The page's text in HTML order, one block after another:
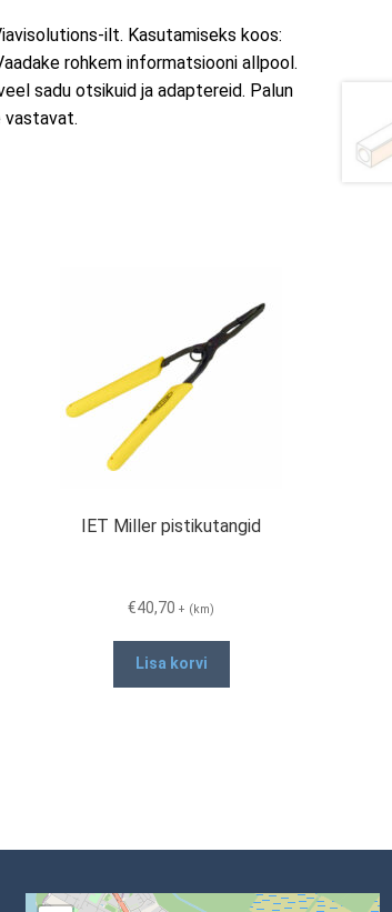
ilt. Kasutamiseks koos:
rohkem informatsiooni allpool.
sadu otsikuid ja adaptereid. Palun
vastavat.
IET Miller pistikutangid
€40,70 + (km)
Lisa korvi